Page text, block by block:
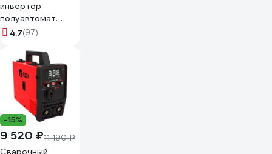
инвертор
полуавтомат
BRAIT MIG-200E
4.7(97)
-15%
9 520 ₽11 190 ₽
Сварочный